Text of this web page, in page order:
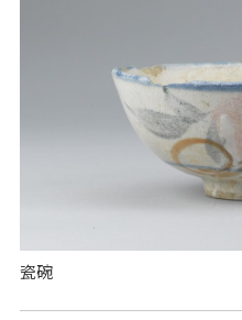
​瓷碗​